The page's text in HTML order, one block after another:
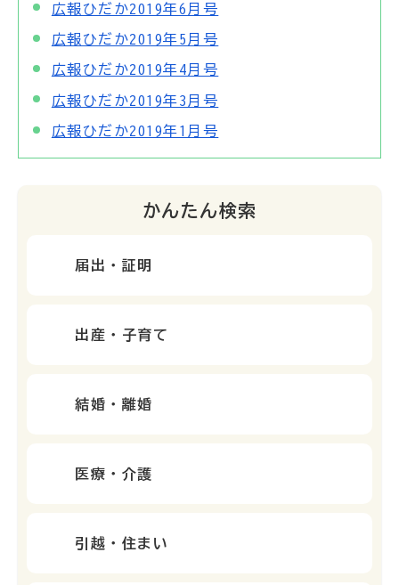
広報ひだか2019年6月号
広報ひだか2019年5月号
広報ひだか2019年4月号
広報ひだか2019年3月号
広報ひだか2019年1月号
かんたん検索
届出・証明
出産・子育て
結婚・離婚
医療・介護
引越・住まい